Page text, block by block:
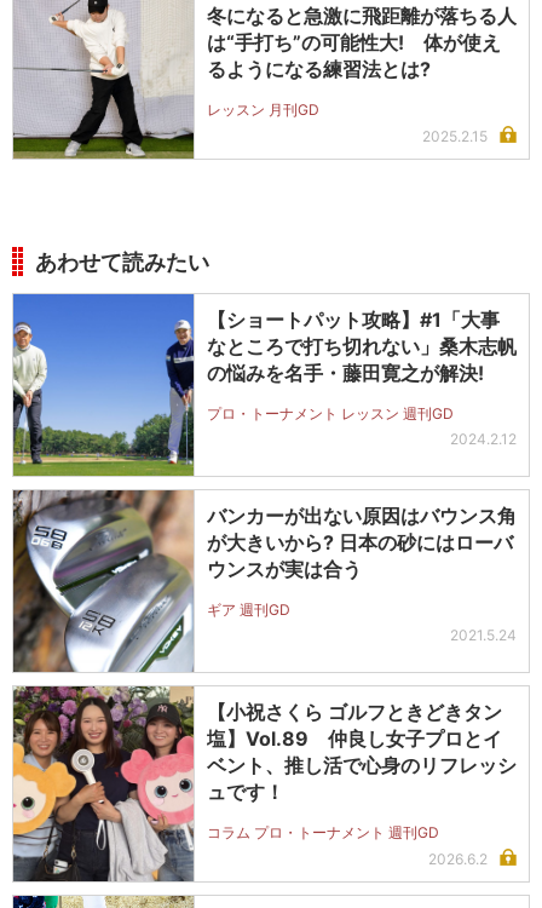
冬になると急激に飛距離が落ちる人
は“手打ち”の可能性大! 体が使え
るようになる練習法とは?
レッスン 月刊GD
2025.2.15
あわせて読みたい
【ショートパット攻略】#1「大事
なところで打ち切れない」桑木志帆
の悩みを名手・藤田寛之が解決!
プロ・トーナメント レッスン 週刊GD
2024.2.12
バンカーが出ない原因はバウンス角
が大きいから? 日本の砂にはローバ
ウンスが実は合う
ギア 週刊GD
2021.5.24
【小祝さくら ゴルフときどきタン
塩】Vol.89 仲良し女子プロとイ
ベント、推し活で心身のリフレッシ
ュです！
コラム プロ・トーナメント 週刊GD
2026.6.2